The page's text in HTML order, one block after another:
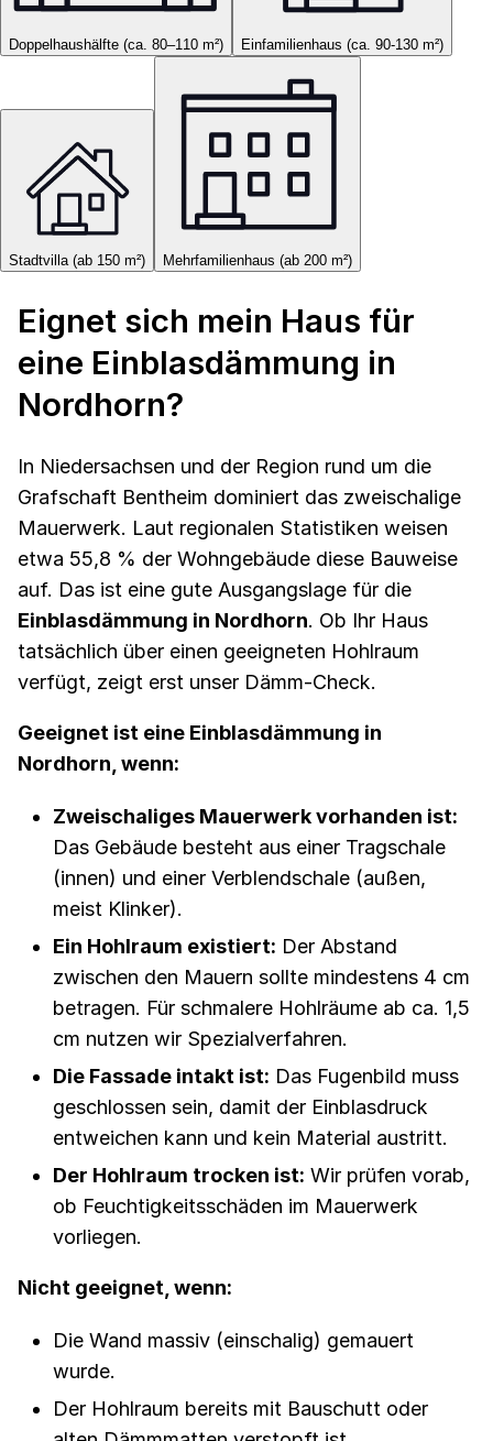
Doppelhaushälfte (ca. 80–110 m²) Einfamilienhaus (ca. 90-130 m²)
Stadtvilla (ab 150 m²) Mehrfamilienhaus (ab 200 m²)
Eignet sich mein Haus für
eine Einblasdämmung in
Nordhorn?
In Niedersachsen und der Region rund um die
Grafschaft Bentheim dominiert das zweischalige
Mauerwerk. Laut regionalen Statistiken weisen
etwa 55,8 % der Wohngebäude diese Bauweise
auf. Das ist eine gute Ausgangslage für die
Einblasdämmung in Nordhorn. Ob Ihr Haus
tatsächlich über einen geeigneten Hohlraum
verfügt, zeigt erst unser Dämm-Check.
Geeignet ist eine Einblasdämmung in
Nordhorn, wenn:
Zweischaliges Mauerwerk vorhanden ist:
Das Gebäude besteht aus einer Tragschale
(innen) und einer Verblendschale (außen,
meist Klinker).
Ein Hohlraum existiert: Der Abstand
zwischen den Mauern sollte mindestens 4 cm
betragen. Für schmalere Hohlräume ab ca. 1,5
cm nutzen wir Spezialverfahren.
Die Fassade intakt ist: Das Fugenbild muss
geschlossen sein, damit der Einblasdruck
entweichen kann und kein Material austritt.
Der Hohlraum trocken ist: Wir prüfen vorab,
ob Feuchtigkeitsschäden im Mauerwerk
vorliegen.
Nicht geeignet, wenn:
Die Wand massiv (einschalig) gemauert
wurde.
Der Hohlraum bereits mit Bauschutt oder